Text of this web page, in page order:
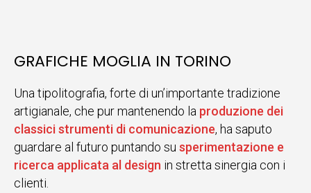
GRAFICHE MOGLIA IN TORINO
Una tipolitografia, forte di un’importante tradizione
artigianale, che pur mantenendo la produzione dei
classici strumenti di comunicazione, ha saputo
guardare al futuro puntando su sperimentazione e
ricerca applicata al design in stretta sinergia con i
clienti.